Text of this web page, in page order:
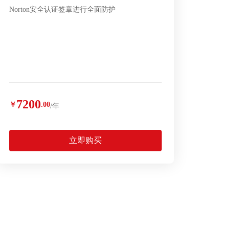
Norton安全认证签章进行全面防护
￥ 7200.00/年
立即购买